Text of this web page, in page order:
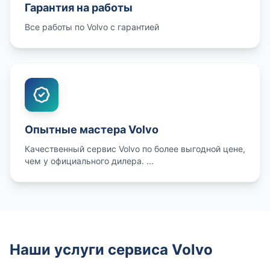
Гарантия на работы
Все работы по Volvo с гарантией
Опытные мастера Volvo
Качественный сервис Volvo по более выгодной цене,
чем у официального дилера. ...
Наши услуги сервиса Volvo